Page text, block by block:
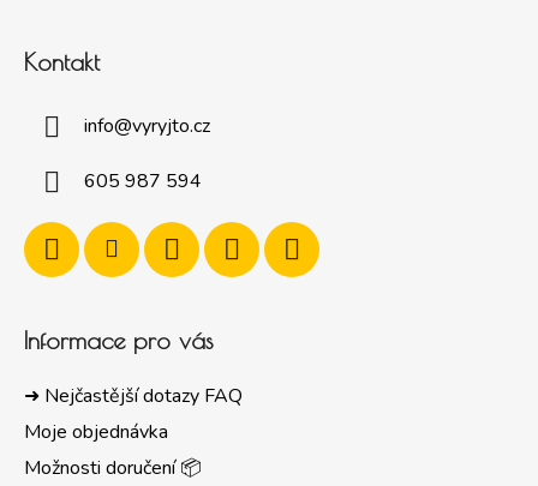
Kontakt
info@vyryjto.cz
605 987 594
Informace pro vás
➜ Nejčastější dotazy FAQ
Moje objednávka
Možnosti doručení 📦